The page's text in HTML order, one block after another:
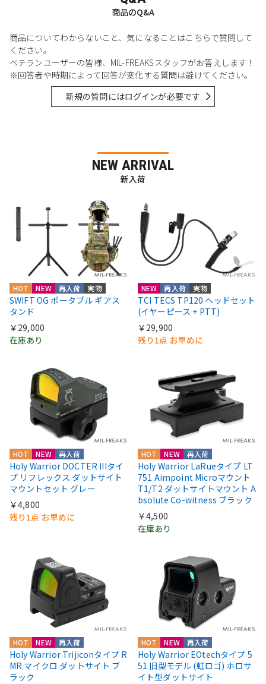
商品のQ&A
商品についてわからないこと、気になることはこちらで質問して
ください。
ベテランユーザーの皆様、MIL-FREAKSスタッフがお答えします！
※回答者や時期によって回答が変化する質問は避けてください。
新規の質問にはログインが必要です
NEW ARRIVAL
新入荷
HOT NEW 再入荷 実物
SWIFT OG ポータブル ギアス
タンド
￥29,000
在庫あり
NEW 再入荷 実物
TCI TECS TP120 ヘッドセット
(イヤーピース + PTT)
￥29,900
残り1点 お早めに
HOT NEW 再入荷
Holy Warrior DOCTER IIIタイ
プ リフレックス ダットサイト
マウントセット グレー
￥4,800
残り1点 お早めに
HOT NEW 再入荷
Holy Warrior LaRueタイプ LT
751 Aimpoint Microマウント
T1/T2 ダットサイトマウント A
bsolute Co-witness ブラック
￥4,500
在庫あり
HOT NEW 再入荷
Holy Warrior Trijiconタイプ R
MR マイクロ ダットサイト ブ
ラック
HOT NEW 再入荷
Holy Warrior EOtechタイプ 5
51 旧型モデル (虹ロゴ) ホロサ
イト型ダットサイト